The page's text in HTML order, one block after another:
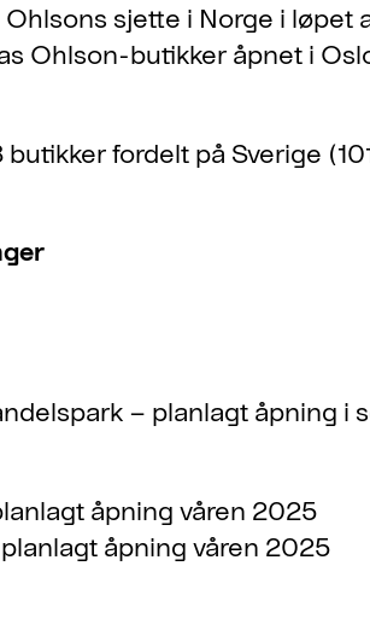
sjette i Norge i løpet
Ohlson-butikker åpnet i
fordelt på Sverige
– planlagt åpning i
åpning våren 2025
åpning våren 2025